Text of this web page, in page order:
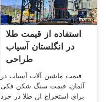
استفاده از قیمت طلا
در انگلستان آسیاب
طراحی
قیمت ماشین آلات آسیاب در
آلمان. قیمت سنگ شکن فکی
برای استخراج از, طلا در خرد